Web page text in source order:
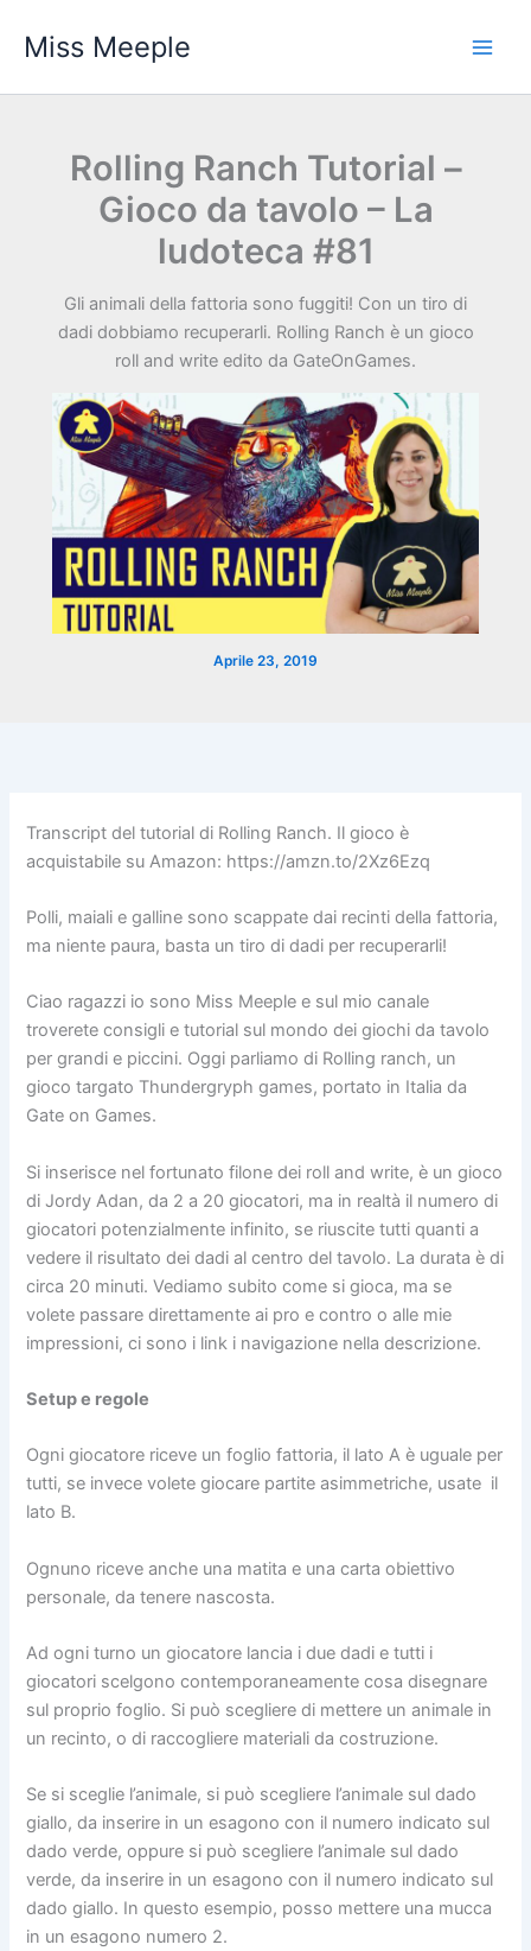
Miss Meeple
Rolling Ranch Tutorial –
Gioco da tavolo – La
ludoteca #81
Gli animali della fattoria sono fuggiti! Con un tiro di
dadi dobbiamo recuperarli. Rolling Ranch è un gioco
roll and write edito da GateOnGames.
Aprile 23, 2019
Transcript del tutorial di Rolling Ranch. Il gioco è
acquistabile su Amazon: https://amzn.to/2Xz6Ezq
Polli, maiali e galline sono scappate dai recinti della fattoria,
ma niente paura, basta un tiro di dadi per recuperarli!
Ciao ragazzi io sono Miss Meeple e sul mio canale
troverete consigli e tutorial sul mondo dei giochi da tavolo
per grandi e piccini. Oggi parliamo di Rolling ranch, un
gioco targato Thundergryph games, portato in Italia da
Gate on Games.
Si inserisce nel fortunato filone dei roll and write, è un gioco
di Jordy Adan, da 2 a 20 giocatori, ma in realtà il numero di
giocatori potenzialmente infinito, se riuscite tutti quanti a
vedere il risultato dei dadi al centro del tavolo. La durata è di
circa 20 minuti. Vediamo subito come si gioca, ma se
volete passare direttamente ai pro e contro o alle mie
impressioni, ci sono i link i navigazione nella descrizione.
Setup e regole
Ogni giocatore riceve un foglio fattoria, il lato A è uguale per
tutti, se invece volete giocare partite asimmetriche, usate il
lato B.
Ognuno riceve anche una matita e una carta obiettivo
personale, da tenere nascosta.
Ad ogni turno un giocatore lancia i due dadi e tutti i
giocatori scelgono contemporaneamente cosa disegnare
sul proprio foglio. Si può scegliere di mettere un animale in
un recinto, o di raccogliere materiali da costruzione.
Se si sceglie l’animale, si può scegliere l’animale sul dado
giallo, da inserire in un esagono con il numero indicato sul
dado verde, oppure si può scegliere l’animale sul dado
verde, da inserire in un esagono con il numero indicato sul
dado giallo. In questo esempio, posso mettere una mucca
in un esagono numero 2.